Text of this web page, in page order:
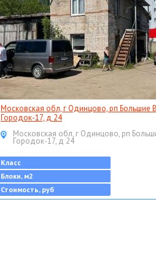
Московская обл, г Одинцово, рп Большие
Городок-17, д 24
Московская обл, г Одинцово, рп
Городок-17, д 24
Класс
Блоки, м2
Стоимость, руб